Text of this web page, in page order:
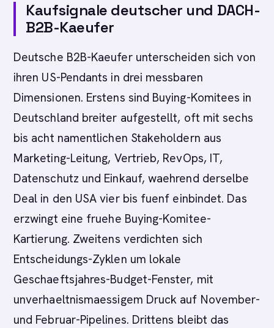
Kaufsignale deutscher und DACH-
B2B-Kaeufer
Deutsche B2B-Kaeufer unterscheiden sich von
ihren US-Pendants in drei messbaren
Dimensionen. Erstens sind Buying-Komitees in
Deutschland breiter aufgestellt, oft mit sechs
bis acht namentlichen Stakeholdern aus
Marketing-Leitung, Vertrieb, RevOps, IT,
Datenschutz und Einkauf, waehrend derselbe
Deal in den USA vier bis fuenf einbindet. Das
erzwingt eine fruehe Buying-Komitee-
Kartierung. Zweitens verdichten sich
Entscheidungs-Zyklen um lokale
Geschaeftsjahres-Budget-Fenster, mit
unverhaeltnismaessigem Druck auf November-
und Februar-Pipelines. Drittens bleibt das